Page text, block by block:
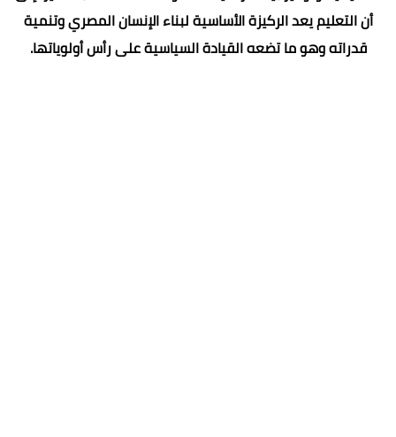
أن التعليم يعد الركيزة الأساسية لبناء الإنسان المصري وتنمية
قدراته وهو ما تضعه القيادة السياسية على رأس أولوياتها.